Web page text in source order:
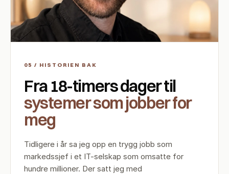
05 / HISTORIEN BAK
Fra 18-timers dager til
systemer som jobber for
meg
Tidligere i år sa jeg opp en trygg jobb som
markedssjef i et IT-selskap som omsatte for
hundre millioner. Der satt jeg med